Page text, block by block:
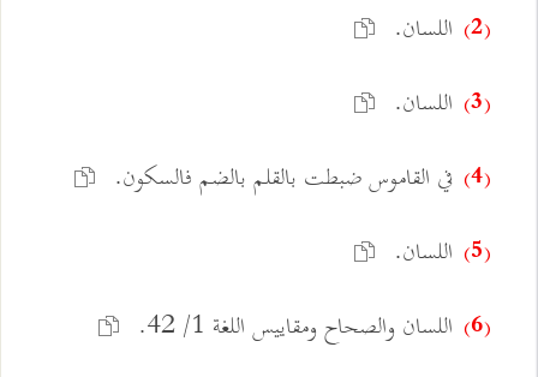
(2) اللسان.
(3) اللسان.
(4) في القاموس ضبطت بالقلم بالضم فالسكون.
(5) اللسان.
(6) اللسان والصحاح ومقاييس اللغة 1/ 42.